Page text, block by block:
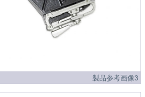
製品参考画像3